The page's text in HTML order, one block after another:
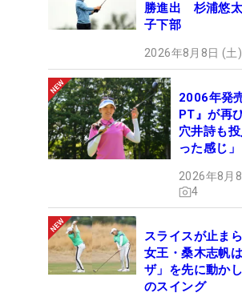
勝進出 杉浦悠
子下部
2026年8月8日 (土
2006年発
PT』が再
穴井詩も
った感じ」
2026年8月
4
スライスが止ま
女王・桑木志帆
ザ」を先に動か
のスイング